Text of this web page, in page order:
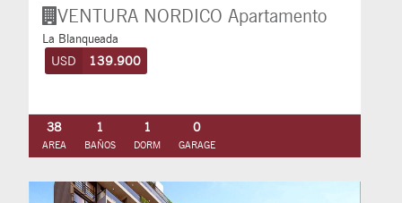
VENTURA NORDICO Apartamento
La Blanqueada
USD 139.900
38
AREA
1
BAÑOS
1
DORM
0
GARAGE